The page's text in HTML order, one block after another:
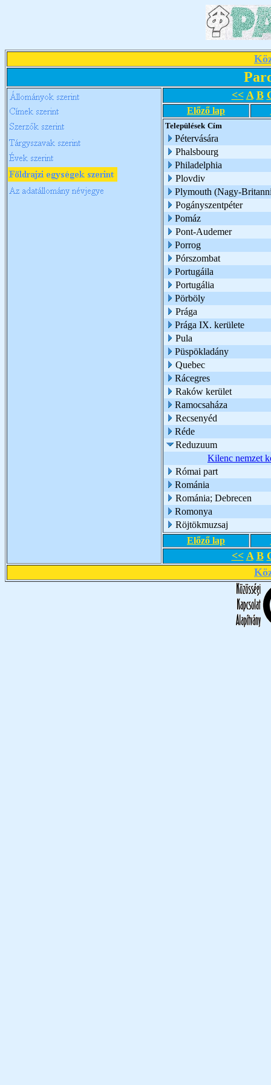
<< A B
Előző lap
Települések Cím
Pétervására
Phalsbourg
Philadelphia
Plovdiv
Plymouth (Nagy-
Pogányszentpéter
Pomáz
Pont-Audemer
Porrog
Pórszombat
Portugáila
Portugália
Pörböly
Prága
Prága IX. kerülete
Pula
Püspökladány
Quebec
Rácegres
Raków kerület
Ramocsaháza
Recsenyéd
Réde
Reduzuum
Kilenc nemzet
Római part
Románia
Románia; Debrecen
Romonya
Röjtökmuzsaj
Előző lap
<< A B